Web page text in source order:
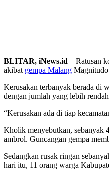
BLITAR, iNews.id – Ratusan
akibat gempa Malang
Kerusakan terbanyak berada di
dengan jumlah yang lebih
“Kerusakan ada di tiap
Kholik menyebutkan, sebanyak
ambrol. Guncangan gempa
Sedangkan rusak ringan
hari itu, 11 orang warga